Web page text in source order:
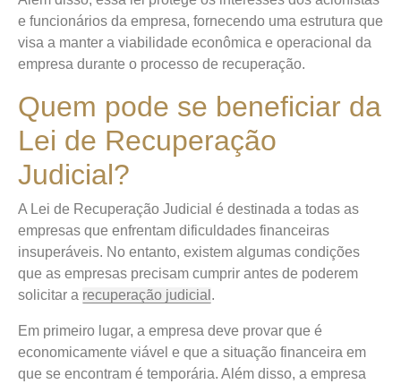
e funcionários da empresa, fornecendo uma estrutura que
visa a manter a viabilidade econômica e operacional da
empresa durante o processo de recuperação.
Quem pode se beneficiar da
Lei de Recuperação
Judicial?
A Lei de Recuperação Judicial é destinada a todas as
empresas que enfrentam dificuldades financeiras
insuperáveis. No entanto, existem algumas condições
que as empresas precisam cumprir antes de poderem
solicitar a recuperação judicial .
Em primeiro lugar, a empresa deve provar que é
economicamente viável e que a situação financeira em
que se encontram é temporária. Além disso, a empresa